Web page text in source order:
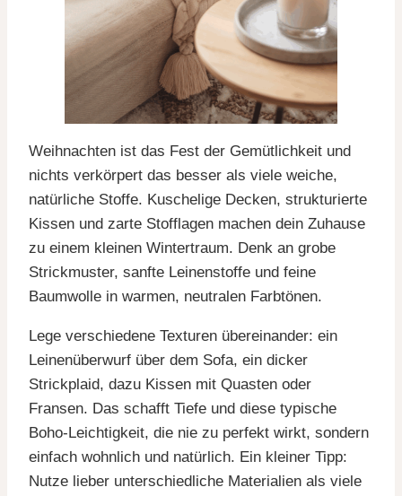
Weihnachten ist das Fest der Gemütlichkeit und
nichts verkörpert das besser als viele weiche,
natürliche Stoffe. Kuschelige Decken, strukturierte
Kissen und zarte Stofflagen machen dein Zuhause
zu einem kleinen Wintertraum. Denk an grobe
Strickmuster, sanfte Leinenstoffe und feine
Baumwolle in warmen, neutralen Farbtönen.
Lege verschiedene Texturen übereinander: ein
Leinenüberwurf über dem Sofa, ein dicker
Strickplaid, dazu Kissen mit Quasten oder
Fransen. Das schafft Tiefe und diese typische
Boho-Leichtigkeit, die nie zu perfekt wirkt, sondern
einfach wohnlich und natürlich. Ein kleiner Tipp:
Nutze lieber unterschiedliche Materialien als viele